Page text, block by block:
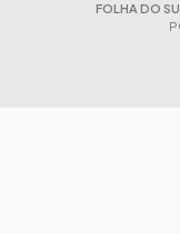
FOLHA DO